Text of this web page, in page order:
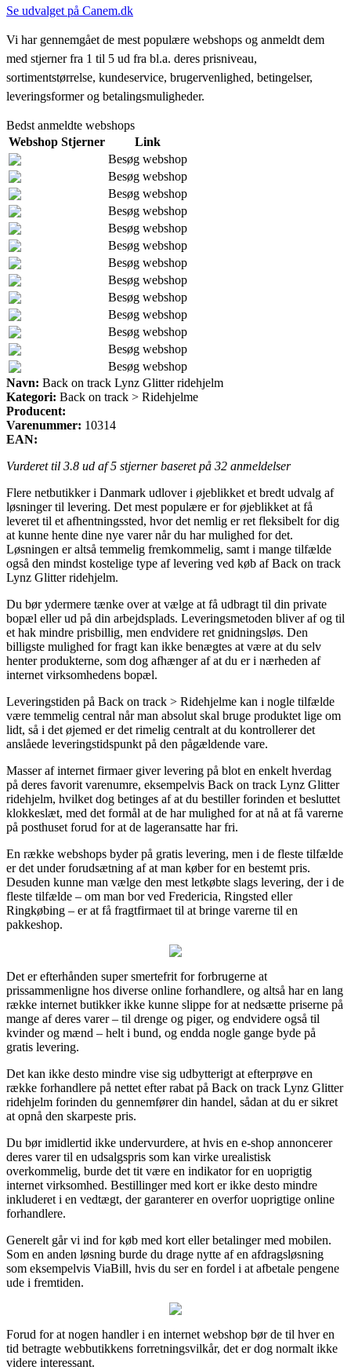
Se udvalget på Canem.dk
Vi har gennemgået de mest populære webshops og anmeldt dem
med stjerner fra 1 til 5 ud fra bl.a. deres prisniveau,
sortimentstørrelse, kundeservice, brugervenlighed, betingelser,
leveringsformer og betalingsmuligheder.
Bedst anmeldte webshops
Webshop Stjerner
Link
Besøg webshop
Besøg webshop
Besøg webshop
Besøg webshop
Besøg webshop
Besøg webshop
Besøg webshop
Besøg webshop
Besøg webshop
Besøg webshop
Besøg webshop
Besøg webshop
Besøg webshop
Navn: Back on track Lynz Glitter ridehjelm
Kategori: Back on track > Ridehjelme
Producent:
Varenummer: 10314
EAN:
Vurderet til 3.8 ud af 5 stjerner baseret på 32 anmeldelser
Flere netbutikker i Danmark udlover i øjeblikket et bredt udvalg af
løsninger til levering. Det mest populære er for øjeblikket at få
leveret til et afhentningssted, hvor det nemlig er ret fleksibelt for dig
at kunne hente dine nye varer når du har mulighed for det.
Løsningen er altså temmelig fremkommelig, samt i mange tilfælde
også den mindst kostelige type af levering ved køb af Back on track
Lynz Glitter ridehjelm.
Du bør ydermere tænke over at vælge at få udbragt til din private
bopæl eller ud på din arbejdsplads. Leveringsmetoden bliver af og til
et hak mindre prisbillig, men endvidere ret gnidningsløs. Den
billigste mulighed for fragt kan ikke benægtes at være at du selv
henter produkterne, som dog afhænger af at du er i nærheden af
internet virksomhedens bopæl.
Leveringstiden på Back on track > Ridehjelme kan i nogle tilfælde
være temmelig central når man absolut skal bruge produktet lige om
lidt, så i det øjemed er det rimelig centralt at du kontrollerer det
anslåede leveringstidspunkt på den pågældende vare.
Masser af internet firmaer giver levering på blot en enkelt hverdag
på deres favorit varenumre, eksempelvis Back on track Lynz Glitter
ridehjelm, hvilket dog betinges af at du bestiller forinden et besluttet
klokkeslæt, med det formål at de har mulighed for at nå at få varerne
på posthuset forud for at de lageransatte har fri.
En række webshops byder på gratis levering, men i de fleste tilfælde
er det under forudsætning af at man køber for en bestemt pris.
Desuden kunne man vælge den mest letkøbte slags levering, der i de
fleste tilfælde – om man bor ved Fredericia, Ringsted eller
Ringkøbing – er at få fragtfirmaet til at bringe varerne til en
pakkeshop.
Det er efterhånden super smertefrit for forbrugerne at
prissammenligne hos diverse online forhandlere, og altså har en lang
række internet butikker ikke kunne slippe for at nedsætte priserne på
mange af deres varer – til drenge og piger, og endvidere også til
kvinder og mænd – helt i bund, og endda nogle gange byde på
gratis levering.
Det kan ikke desto mindre vise sig udbytterigt at efterprøve en
række forhandlere på nettet efter rabat på Back on track Lynz Glitter
ridehjelm forinden du gennemfører din handel, sådan at du er sikret
at opnå den skarpeste pris.
Du bør imidlertid ikke undervurdere, at hvis en e-shop annoncerer
deres varer til en udsalgspris som kan virke urealistisk
overkommelig, burde det tit være en indikator for en uoprigtig
internet virksomhed. Bestillinger med kort er ikke desto mindre
inkluderet i en vedtægt, der garanterer en overfor uoprigtige online
forhandlere.
Generelt går vi ind for køb med kort eller betalinger med mobilen.
Som en anden løsning burde du drage nytte af en afdragsløsning
som eksempelvis ViaBill, hvis du ser en fordel i at afbetale pengene
ude i fremtiden.
Forud for at nogen handler i en internet webshop bør de til hver en
tid betragte webbutikkens forretningsvilkår, det er dog normalt ikke
videre interessant.